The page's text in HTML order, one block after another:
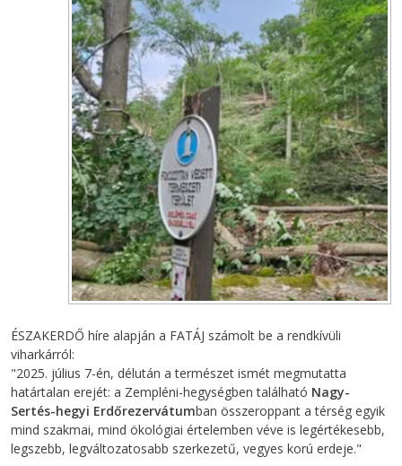
ÉSZAKERDŐ híre alapján a FATÁJ számolt be a rendkívüli
viharkárról:
"2025. július 7-én, délután a természet ismét megmutatta
határtalan erejét: a Zempléni-hegységben található Nagy-
Sertés-hegyi Erdőrezervátumban összeroppant a térség egyik
mind szakmai, mind ökológiai értelemben véve is legértékesebb,
legszebb, legváltozatosabb szerkezetű, vegyes korú erdeje."